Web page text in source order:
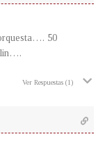
50
Ver Respuestas (1)